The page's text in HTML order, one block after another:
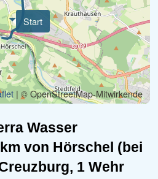
Start
| © OpenStreetMap-Mitwirkende
Wasser
von Hörschel (bei
1 Wehr